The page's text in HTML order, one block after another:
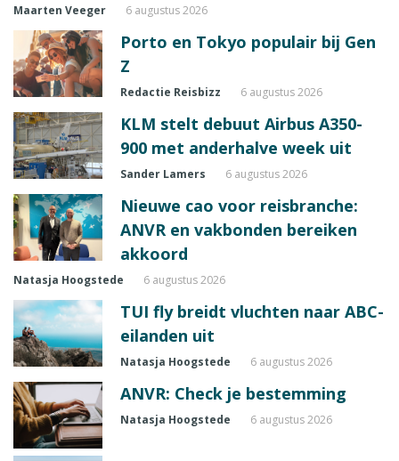
Maarten Veeger 6 augustus 2026
Porto en Tokyo populair bij Gen
Z
Redactie Reisbizz 6 augustus 2026
KLM stelt debuut Airbus A350-
900 met anderhalve week uit
Sander Lamers 6 augustus 2026
Nieuwe cao voor reisbranche:
ANVR en vakbonden bereiken
akkoord
Natasja Hoogstede 6 augustus 2026
TUI fly breidt vluchten naar ABC-
eilanden uit
Natasja Hoogstede 6 augustus 2026
ANVR: Check je bestemming
Natasja Hoogstede 6 augustus 2026